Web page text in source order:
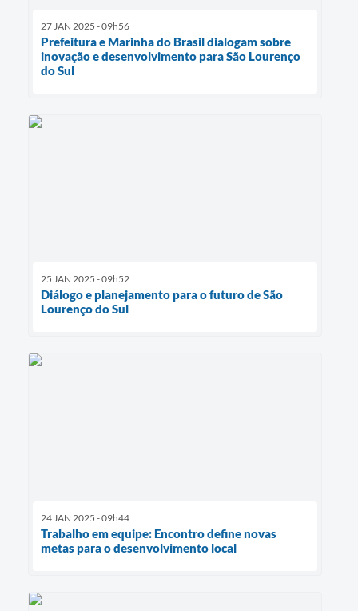
27 JAN 2025 - 09h56
Prefeitura e Marinha do Brasil dialogam sobre
inovação e desenvolvimento para São Lourenço
do Sul
25 JAN 2025 - 09h52
Diálogo e planejamento para o futuro de São
Lourenço do Sul
24 JAN 2025 - 09h44
Trabalho em equipe: Encontro define novas
metas para o desenvolvimento local